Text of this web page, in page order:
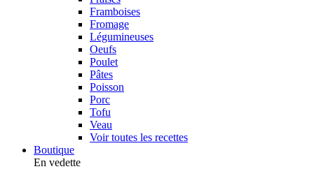
Framboises
Fromage
Légumineuses
Oeufs
Poulet
Pâtes
Poisson
Porc
Tofu
Veau
Voir toutes les recettes
Boutique
En vedette